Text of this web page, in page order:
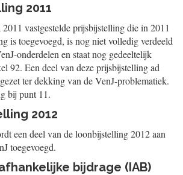
2011
vastgestelde prijsbijstelling die in 2011
is toegevoegd, is nog niet volledig verdeeld
onderdelen en staat nog gedeeltelijk
92. Een deel van deze prijsbijstelling ad
ter dekking van de VenJ-problematiek.
bij punt 11.
2012
een deel van de loonbijstelling 2012 aan
toegevoegd.
bijdrage (IAB)